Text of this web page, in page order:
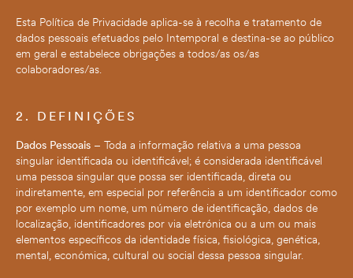
Esta Política de Privacidade aplica-se à recolha e tratamento de
dados pessoais efetuados pelo Intemporal e destina-se ao público
em geral e estabelece obrigações a todos/as os/as
colaboradores/as.
2. DEFINIÇÕES
Dados Pessoais – Toda a informação relativa a uma pessoa
singular identificada ou identificável; é considerada identificável
uma pessoa singular que possa ser identificada, direta ou
indiretamente, em especial por referência a um identificador como
por exemplo um nome, um número de identificação, dados de
localização, identificadores por via eletrónica ou a um ou mais
elementos específicos da identidade física, fisiológica, genética,
mental, económica, cultural ou social dessa pessoa singular.
Estatísticas
Para
podermos
melhorar a
funcionalidade
forma como o
utilizado.
Experiência
Para que o
nosso sítio Web
tenha o melhor
desempenho
possível